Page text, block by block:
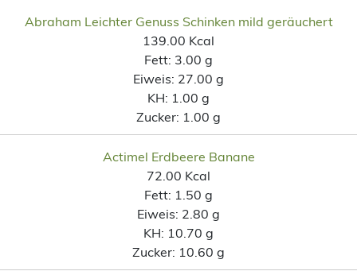
Abraham Leichter Genuss Schinken mild geräuchert
139.00 Kcal
Fett: 3.00 g
Eiweis: 27.00 g
KH: 1.00 g
Zucker: 1.00 g
Actimel Erdbeere Banane
72.00 Kcal
Fett: 1.50 g
Eiweis: 2.80 g
KH: 10.70 g
Zucker: 10.60 g